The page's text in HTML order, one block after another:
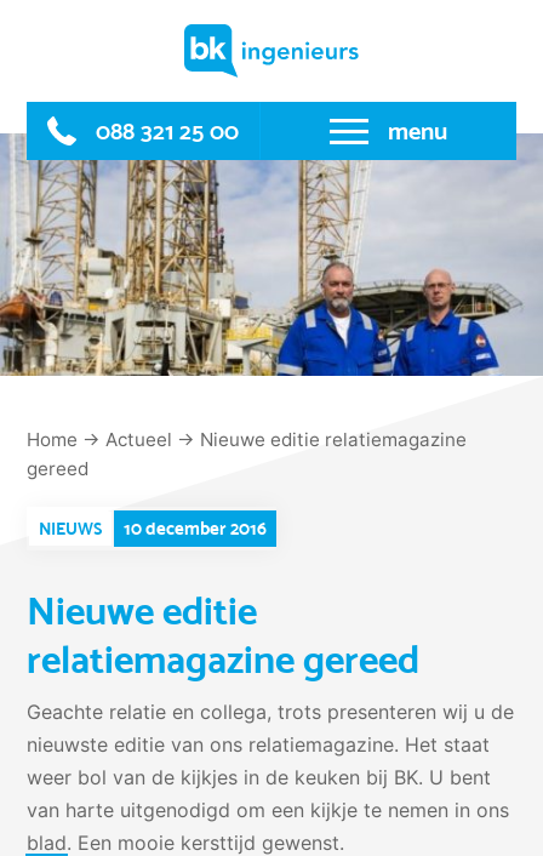
088 321 25 00 menu
Home →Actueel → Nieuwe editie relatiemagazine
gereed
NIEUWS 10 december 2016
Nieuwe editie
relatiemagazine gereed
Geachte relatie en collega, trots presenteren wij u de
nieuwste editie van ons relatiemagazine. Het staat
weer bol van de kijkjes in de keuken bij BK. U bent
van harte uitgenodigd om een kijkje te nemen in ons
blad. Een mooie kersttijd gewenst.